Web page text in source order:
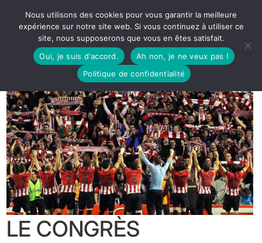
LE CONGRÈS
Nous utilisons des cookies pour vous garantir la meilleure
expérience sur notre site web. Si vous continuez à utiliser ce
site, nous supposerons que vous en êtes satisfait.
Oui, je suis d'accord.
Ah non, je ne veux pas !
Politique de confidentialité